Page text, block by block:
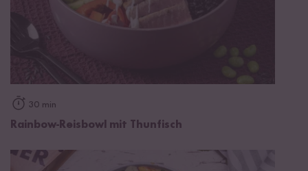
30 min
Rainbow-Reisbowl mit Thunfisch